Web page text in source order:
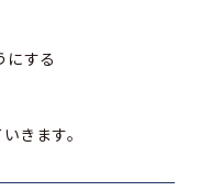
にする
きます。